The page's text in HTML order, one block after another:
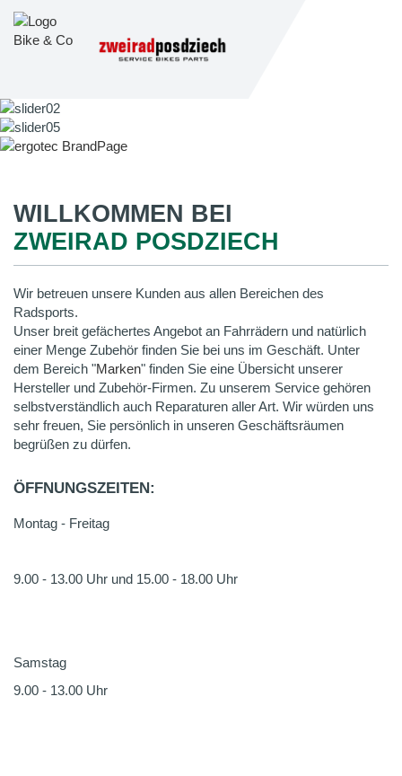
WILLKOMMEN BEI
ZWEIRAD POSDZIECH
Wir betreuen unsere Kunden aus allen Bereichen des
Radsports.
Unser breit gefächertes Angebot an Fahrrädern und natürlich
einer Menge Zubehör finden Sie bei uns im Geschäft. Unter
dem Bereich "Marken" finden Sie eine Übersicht unserer
Hersteller und Zubehör-Firmen. Zu unserem Service gehören
selbstverständlich auch Reparaturen aller Art. Wir würden uns
sehr freuen, Sie persönlich in unseren Geschäftsräumen
begrüßen zu dürfen.
ÖFFNUNGSZEITEN:
Montag - Freitag
9.00 - 13.00 Uhr und 15.00 - 18.00 Uhr
Samstag
9.00 - 13.00 Uhr